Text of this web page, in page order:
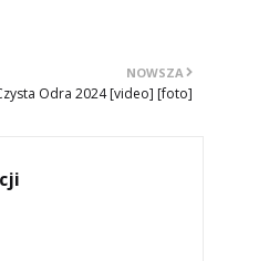
NOWSZA
Odra 2024 [video] [foto]